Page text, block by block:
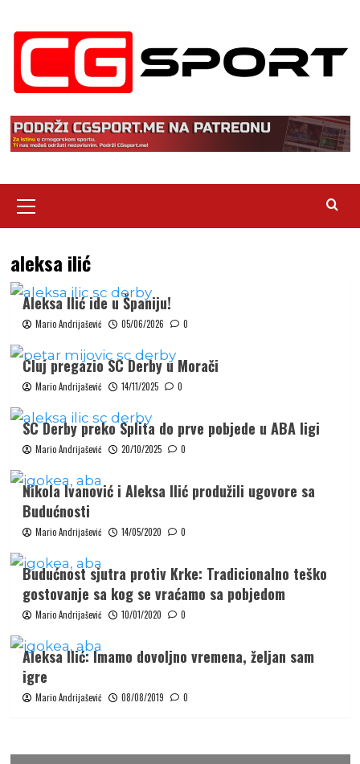
content
Menu
aleksa ilić
Aleksa Ilić ide u Španiju!
Mario Andrijašević 05/06/2026 0
Cluj pregazio SC Derby u Morači
Mario Andrijašević 14/11/2025 0
SC Derby preko Splita do prve pobjede u ABA ligi
Mario Andrijašević 20/10/2025 0
Nikola Ivanović i Aleksa Ilić produžili ugovore sa
Budućnosti
Mario Andrijašević 14/05/2020 0
Budućnost sjutra protiv Krke: Tradicionalno teško
gostovanje sa kog se vraćamo sa pobjedom
Mario Andrijašević 10/01/2020 0
Aleksa Ilić: Imamo dovoljno vremena, željan sam
igre
Mario Andrijašević 08/08/2019 0